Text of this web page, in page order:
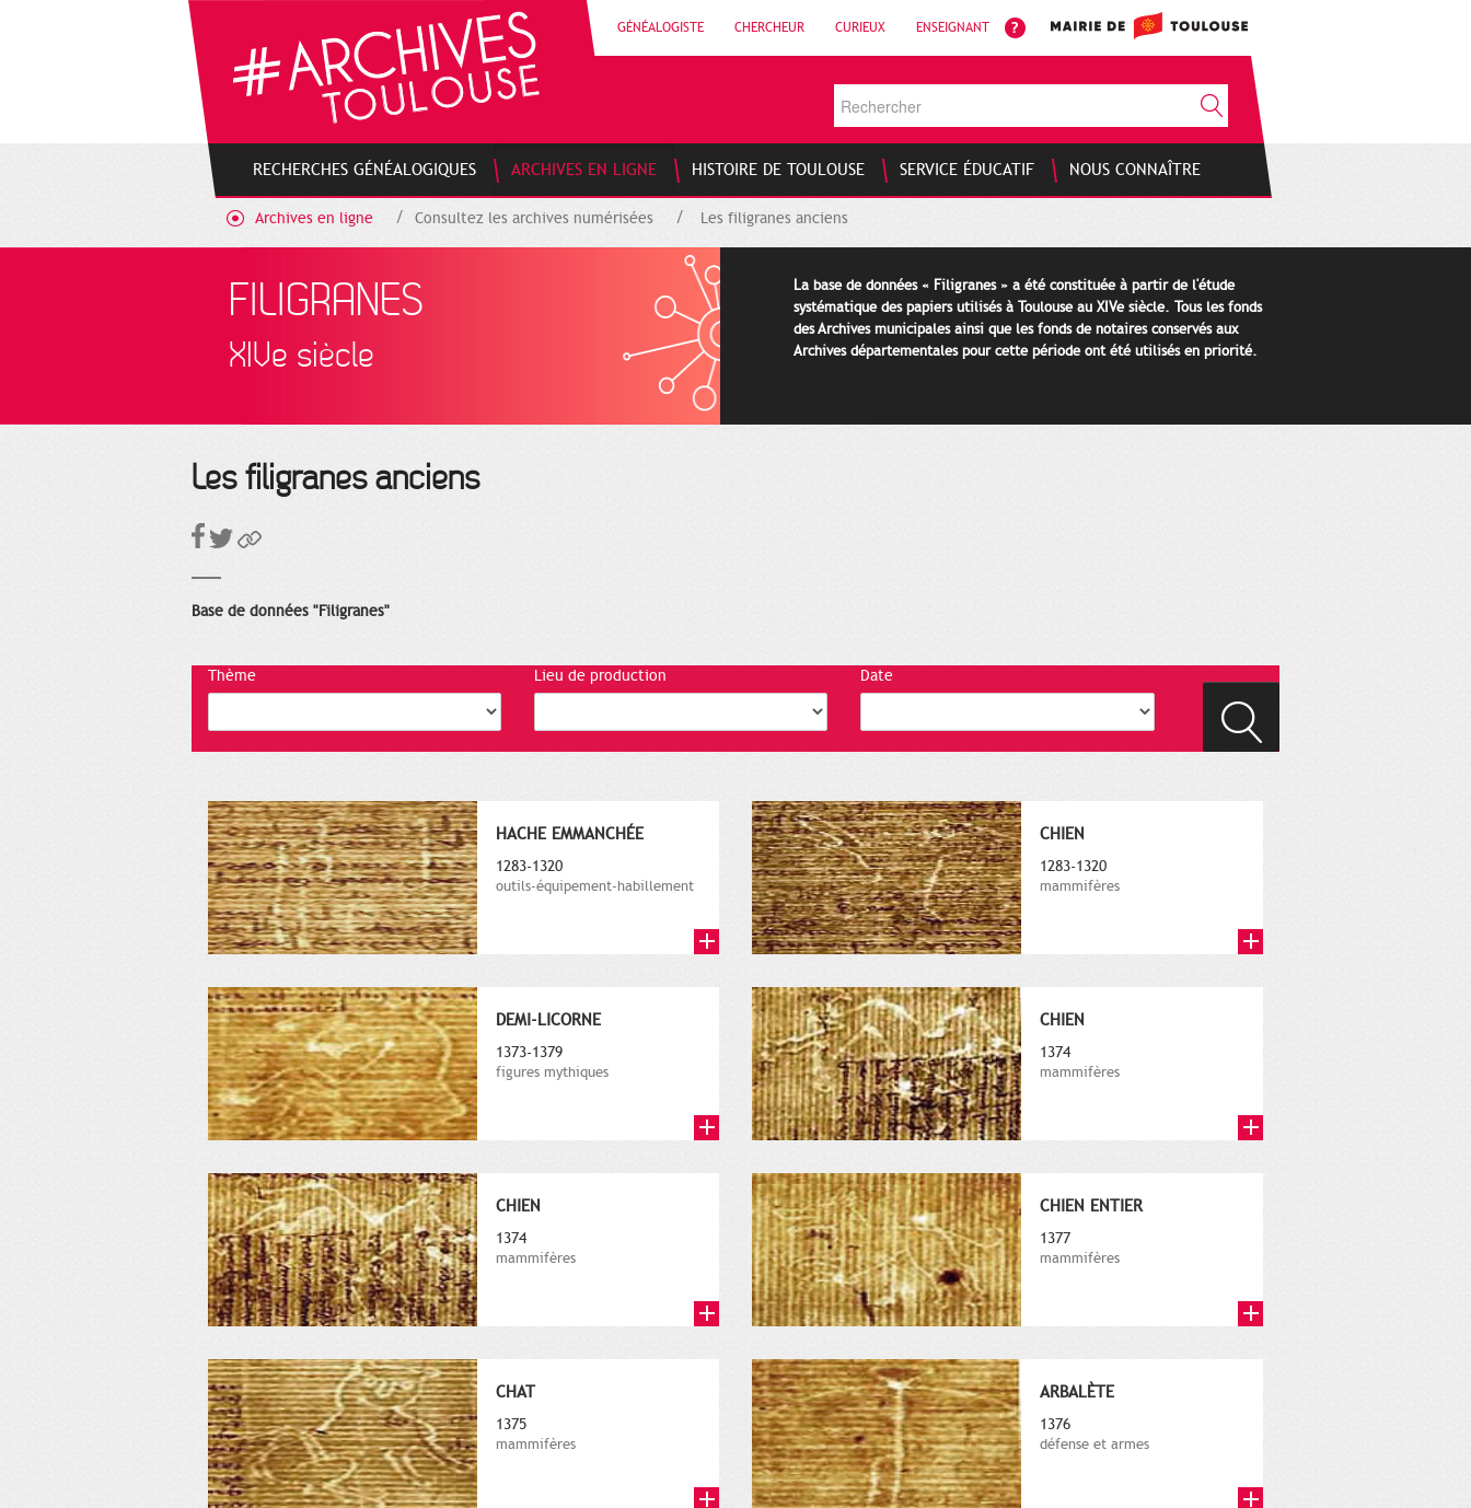
GÉNÉALOGISTE CHERCHEUR CURIEUX ENSEIGNANT
RECHERCHES GÉNÉALOGIQUES ARCHIVES EN LIGNE HISTOIRE DE TOULOUSE SERVICE ÉDUCATIF NOUS CONNAÎTRE
Archives en ligne Consultez les archives numérisées Les filigranes anciens
FILIGRANES
XIVe siècle
La base de données « Filigranes » a été constituée à partir de l'étude
systématique des papiers utilisés à Toulouse au XIVe siècle. Tous les fonds
des Archives municipales ainsi que les fonds de notaires conservés aux
Archives départementales pour cette période ont été utilisés en priorité.
Les filigranes anciens
Base de données "Filigranes"
Thème Lieu de production Date
HACHE EMMANCHÉE
1283-1320
outils-équipement-habillement
CHIEN
1283-1320
mammifères
DEMI-LICORNE
1373-1379
figures mythiques
CHIEN
1374
mammifères
CHIEN
1374
mammifères
CHIEN ENTIER
1377
mammifères
CHAT
1375
mammifères
ARBALÈTE
1376
défense et armes
Gestion de vos préférences sur les cookies